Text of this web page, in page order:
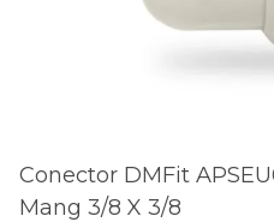
Conector DMFit
Mang 3/8 X 3/8